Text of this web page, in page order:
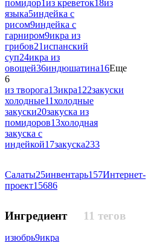
помидор1из креветок18из
языка5индейка с
рисом9индейка с
гарниром9икра из
грибов21испанский
суп24икра из
овощей36индюшатина16Еще
6
из творога13икра122закуски
холодные11холодные
закуски20закуска из
помидоров13холодная
закуска с
индейкой17закуска233
Салаты25инвентарь157Интернет-
проект15686
11 тегов
Ингредиент
изюбрь9икра